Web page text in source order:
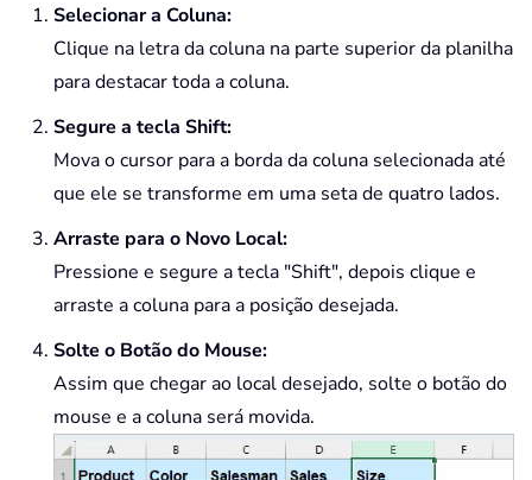
Selecionar a Coluna:
Clique na letra da coluna na parte superior da planilha
para destacar toda a coluna.
Segure a tecla Shift:
Mova o cursor para a borda da coluna selecionada até
que ele se transforme em uma seta de quatro lados.
Arraste para o Novo Local:
Pressione e segure a tecla "Shift", depois clique e
arraste a coluna para a posição desejada.
Solte o Botão do Mouse:
Assim que chegar ao local desejado, solte o botão do
mouse e a coluna será movida.